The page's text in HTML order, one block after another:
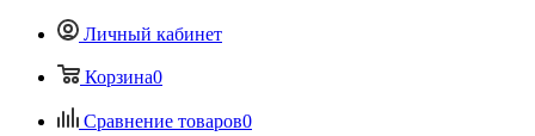
Личный кабинет
Корзина0
Сравнение товаров0